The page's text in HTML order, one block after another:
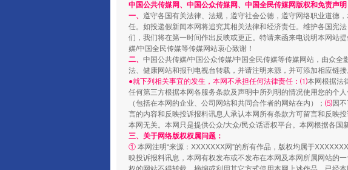
习近平的博鳌关键词
中国公共传媒网、中国公众传媒网、中国全民传媒网版权和免责声明
一、 遵守各国有关法律、法规，遵守社会公德，遵守网络职业道德
任。如投递假新闻本网将追究其相关法律和经济责任。维护各国宪
们，我们将在第一时间作出反映或更正。特请来函来电说明本网站
媒/中国全民传媒等传媒网站衷心致谢！
二、 中国公共传媒/中国公众传媒/中国全民传媒等传媒网站，由众
法、健康网站和报刊电视台转载，并请注明来源，并可添加相应链接
●就下列相关事宜的发生，本网不承担任何法律责任：⑴本网根据法
任何第三方根据本网各服务条款及声明中所列明的情况使用您的个
（包括在本网的企业、公司网站和共同合作者的网站在内）； ⑸因
言的内容和反映投诉报料讯息人承认本网所有条款方可留言和反映
本网无关。本网只是提供公众/大众/民众话语权平台。本网根据各国
三、关于网络版权权属问题：
① 本网注明“来源：XXXXXXX网”的所有作品，版权均属于
映投诉报料讯息，本网有权发布或不发布在本网及本网所属网站的